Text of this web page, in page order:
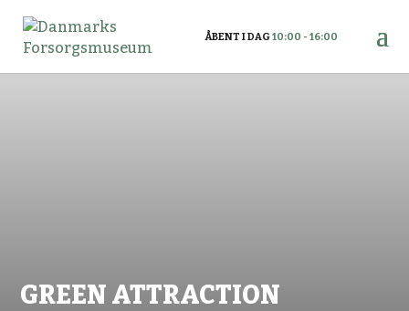
ÅBENT I DAG10:00 - 16:00
GREEN ATTRACTION